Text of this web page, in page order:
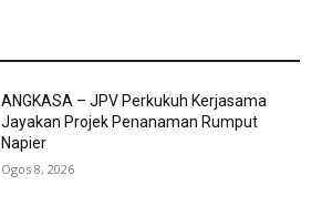
ANGKASA – JPV Perkukuh Kerjasama
Jayakan Projek Penanaman Rumput
Napier
Ogos 8, 2026